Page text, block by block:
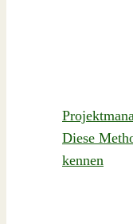
Diese
kennen